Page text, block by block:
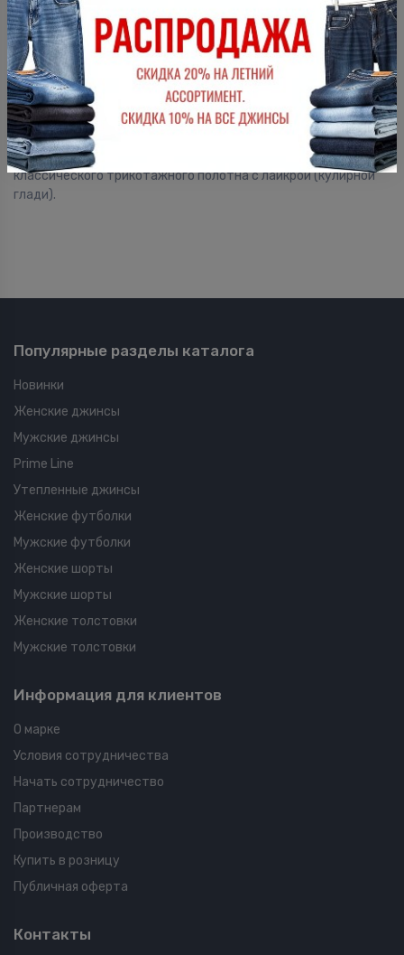
Описание
Женская футболка F5, Regular fit (полуприлегающий силуэт),
круглый вырез горловины, длинный рукав. Выполнена из
классического трикотажного полотна с лайкрой (кулирной
глади).
Популярные разделы каталога
Новинки
Женские джинсы
Мужские джинсы
Prime Line
Утепленные джинсы
Женские футболки
Мужские футболки
Женские шорты
Мужские шорты
Женские толстовки
Мужские толстовки
Информация для клиентов
О марке
Условия сотрудничества
Начать сотрудничество
Партнерам
Производство
Купить в розницу
Публичная оферта
Контакты